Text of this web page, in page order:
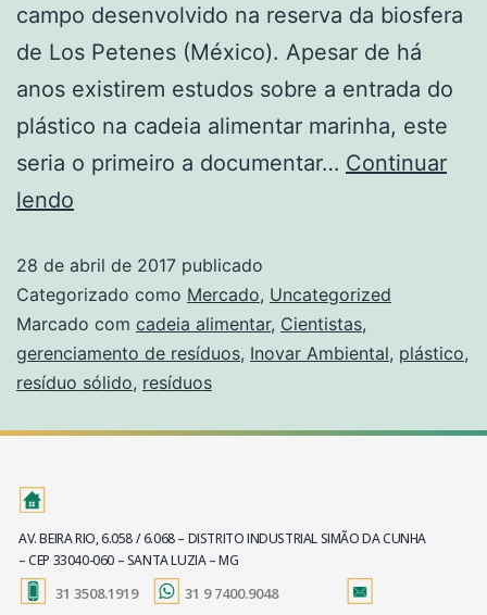
campo desenvolvido na reserva da biosfera
de Los Petenes (México). Apesar de há
anos existirem estudos sobre a entrada do
plástico na cadeia alimentar marinha, este
seria o primeiro a documentar… Continuar
lendo
28 de abril de 2017 publicado
Categorizado como Mercado, Uncategorized
Marcado com cadeia alimentar, Cientistas,
gerenciamento de resíduos, Inovar Ambiental, plástico,
resíduo sólido, resíduos
AV. BEIRA RIO, 6.058 / 6.068 – DISTRITO INDUSTRIAL SIMÃO DA CUNHA
– CEP 33040-060 – SANTA LUZIA – MG
31 3508.1919 31 9 7400.9048